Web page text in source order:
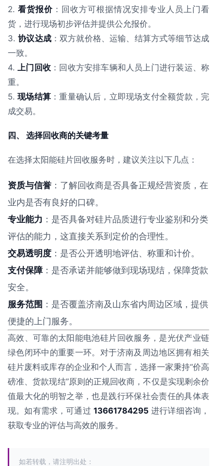
2. 看货报价 ：回收方可根据情况安排专业人员上门看
货，进行现场初步评估并提供公允报价。
3.协议达成：双方就价格、运输、结算方式等细节达成
一致。
4.
上门回收 ：回收方安排车辆和人员上门进行装运、称
重。
5.现场结算 ：重量确认后，立即现场支付全额货款，完
成交易。
四、 选择回收商的关键考量
在选择太阳能硅片回收服务时，建议关注以下几点：
资质与信誉 ：了解回收商是否具备正规经营资质，在
业内是否有良好的口碑。
专业能力 ：是否具备对硅片品质进行专业鉴别和分类
评估的能力，这直接关系到定价的合理性。
交易透明度 ：是否公开透明地评估、称重和计价。
支付保障 ：是否承诺并能够做到现场现结，保障货款
安全。
服务范围 ：是否覆盖济南及山东省内周边区域，提供
便捷的上门服务。
高效、可靠的太阳能电池硅片回收服务，是光伏产业链
绿色闭环中的重要一环。对于济南及周边地区拥有相关
硅片废料或库存的企业和个人而言，选择一家秉持“价高
磅准、货款现结”原则的正规回收商，不仅是实现剩余价
值最大化的明智之举，也是践行环保社会责任的具体表
现。如有需求，可通过 13661784295 进行详细咨询，
获取专业的评估与高效的服务。
如若转载，请注明出处：